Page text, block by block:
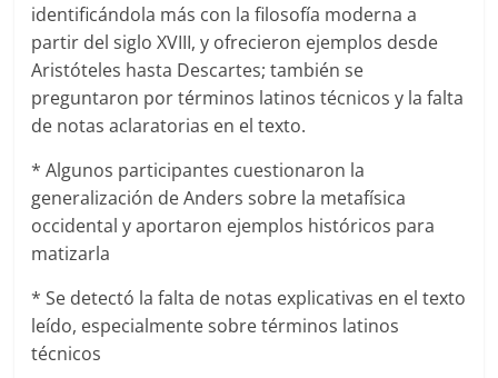
identificándola más con la filosofía moderna a
partir del siglo XVIII, y ofrecieron ejemplos desde
Aristóteles hasta Descartes; también se
preguntaron por términos latinos técnicos y la falta
de notas aclaratorias en el texto.
* Algunos participantes cuestionaron la
generalización de Anders sobre la metafísica
occidental y aportaron ejemplos históricos para
matizarla
* Se detectó la falta de notas explicativas en el texto
leído, especialmente sobre términos latinos
técnicos